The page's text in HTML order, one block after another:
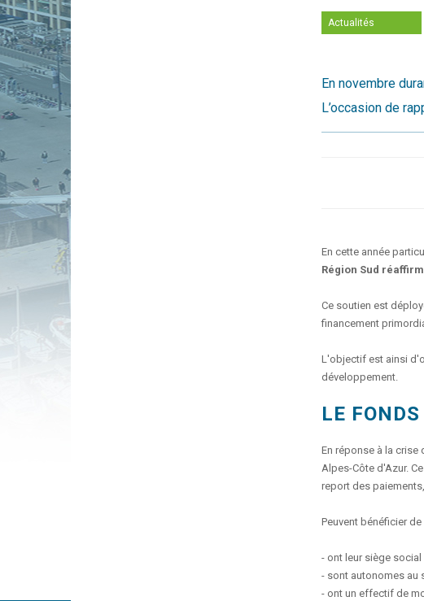
Actualités
En novembre
L’occasion de
En cette année
Région Sud
Ce soutien est
financement
L'objectif est ainsi
développement.
LE
En réponse à la crise
Alpes-Côte d'Azur.
report des
Peuvent bénéficier
- ont leur siège social
- sont autonomes au
- ont un effectif de